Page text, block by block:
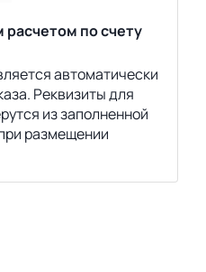
по счету
автоматически
Реквизиты для
из заполненной
размещении